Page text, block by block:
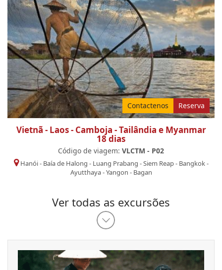
Contactenos Reserva
Vietnã - Laos - Camboja - Tailândia e Myanmar
18 dias
Código de viagem: VLCTM - P02
Hanói- Baía de Halong - Luang Prabang -Siem Reap- Bangkok-
Ayutthaya-Yangon - Bagan
Ver todas as excursões